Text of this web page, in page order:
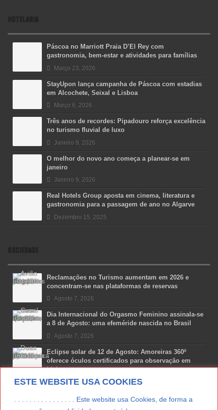
ESTE WEBSITE USA COOKIES
. . . . . . . . . . . . . . . . Este website usa Cookies, de forma a
HOTELARIA
Páscoa no Marriott Praia D’El Rey com
gastronomia, bem-estar e atividades para famílias
Março 23, 2026
StayUpon lança campanha de Páscoa com estadias
em Alcochete, Seixal e Lisboa
Março 6, 2026
Três anos de recordes: Pipadouro reforça excelência
no turismo fluvial de luxo
Janeiro 9, 2026
O melhor do novo ano começa a planear-se em
janeiro
Janeiro 9, 2026
Real Hotels Group aposta em cinema, literatura e
gastronomia para a passagem de ano no Algarve
Dezembro 15, 2025
SOCIEDADE
Reclamações no Turismo aumentam em 2026 e
concentram-se nas plataformas de reservas
Agosto 7, 2026
Dia Internacional do Orgasmo Feminino assinala-se
a 8 de Agosto: uma efeméride nascida no Brasil
Agosto 7, 2026
Eclipse solar de 12 de Agosto: Amoreiras 360º
oferece óculos certificados para observação em
Lisboa
Agosto 7, 2026
Lua Afonso vence prémio internacional de liderança